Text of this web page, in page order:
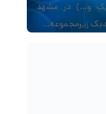
و…) در مشهد
زیرمجموعه…